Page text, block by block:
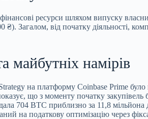
ресурси шляхом випуску
Загалом, від початку діяльності,
майбутніх намірів
Strategy на платформу Coinbase Prime
що з моменту початку
704 BTC приблизно за 11,8
на податкову оптимізацію через